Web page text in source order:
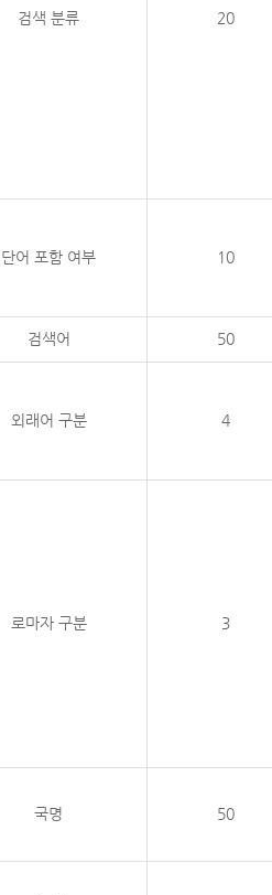
검색 분류 20
단어 포함 여부 10
검색어 50
외래어 구분 4
로마자 구분 3
국명 50